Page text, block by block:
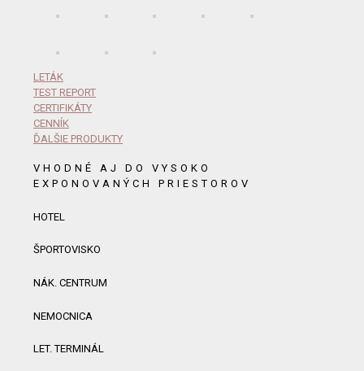
LETÁK
TEST REPORT
CERTIFIKÁTY
CENNÍK
ĎALŠIE PRODUKTY
VHODNÉ AJ DO VYSOKO
EXPONOVANÝCH PRIESTOROV
HOTEL
ŠPORTOVISKO
NÁK. CENTRUM
NEMOCNICA
LET. TERMINÁL